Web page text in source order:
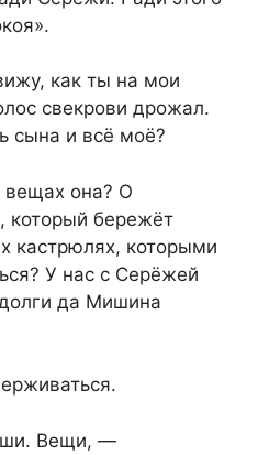
как ты на мои
свекрови дрожал.
сына и всё моё?
вещах она? О
который бережёт
кастрюлях, которыми
У нас с Серёжей
да Мишина
Вещи, —